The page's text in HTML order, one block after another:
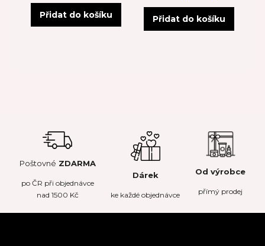
Přidat do košíku Přidat do košíku
Poštovné ZDARMA
poČR při objednávce
nad 1500 Kč
Dárek
ke každé objednávce
Od výrobce
přímý prodej